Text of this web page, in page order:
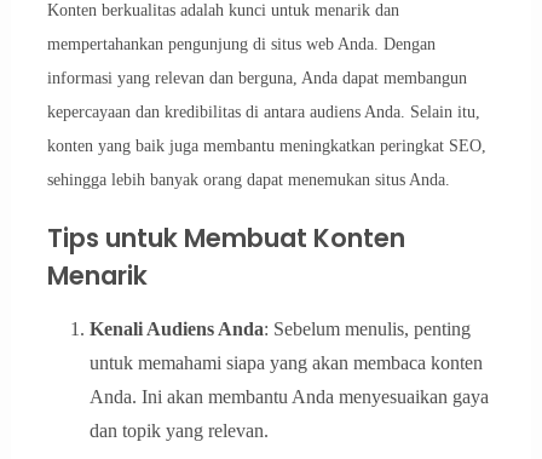
Konten berkualitas adalah kunci untuk menarik dan
mempertahankan pengunjung di situs web Anda. Dengan
informasi yang relevan dan berguna, Anda dapat membangun
kepercayaan dan kredibilitas di antara audiens Anda. Selain itu,
konten yang baik juga membantu meningkatkan peringkat SEO,
sehingga lebih banyak orang dapat menemukan situs Anda.
Tips untuk Membuat Konten
Menarik
Kenali Audiens Anda: Sebelum menulis, penting
untuk memahami siapa yang akan membaca konten
Anda. Ini akan membantu Anda menyesuaikan gaya
dan topik yang relevan.